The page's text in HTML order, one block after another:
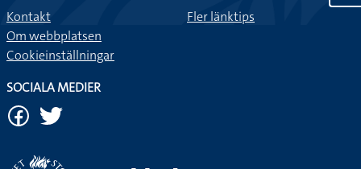
Kontakt
Om webbplatsen
Cookieinställningar
Fler länktips
SOCIALA MEDIER